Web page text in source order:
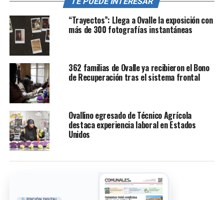
“Trayectos”: Llega a Ovalle la exposición con
más de 300 fotografías instantáneas
362 familias de Ovalle ya recibieron el Bono
de Recuperación tras el sistema frontal
Ovallino egresado de Técnico Agrícola
destaca experiencia laboral en Estados
Unidos